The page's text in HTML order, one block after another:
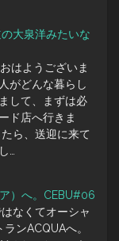
大泉洋みたいな
はようございま
がどんな暮らし
して、まずは必
ド店へ行きま
ら、送迎に来て
…
）へ。CEBU#06
なくてオーシャ
ンACQUAへ。